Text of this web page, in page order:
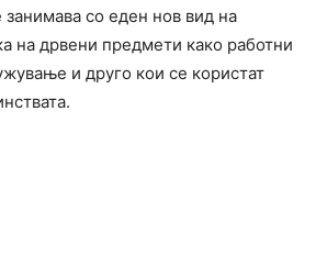
со еден нов вид на
на дрвени предмети како работни
и друго кои се користат